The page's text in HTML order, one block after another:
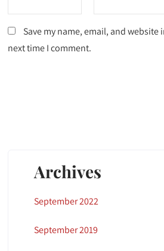
Save my name, email, and
next time I comment.
Archives
September 2022
September 2019